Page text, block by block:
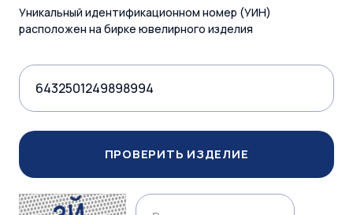
Уникальный идентификационном номер (УИН)
расположен на бирке ювелирного изделия
ПРОВЕРИТЬ ИЗДЕЛИЕ